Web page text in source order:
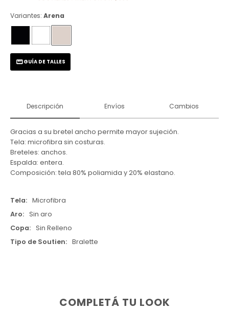
Variantes: Arena
GUÍA DE TALLES
Descripción Envíos Cambios
Gracias a su bretel ancho permite mayor sujeción.
Tela: microfibra sin costuras.
Breteles: anchos.
Espalda: entera.
Composición: tela 80% poliamida y 20% elastano.
Tela
Microfibra
Aro
Sin aro
Copa
Sin Relleno
Tipo de Soutien
Bralette
COMPLETÁ TU LOOK